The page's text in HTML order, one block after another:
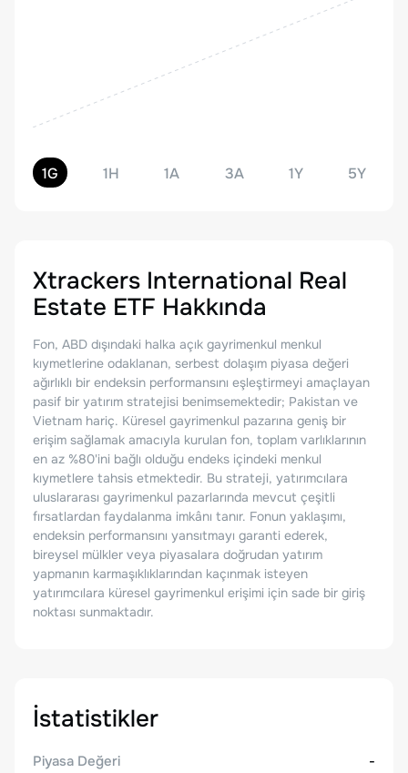
1G 1H 1A 3A 1Y 5Y
Xtrackers International Real
Estate ETF Hakkında
Fon, ABD dışındaki halka açık gayrimenkul menkul
kıymetlerine odaklanan, serbest dolaşım piyasa değeri
ağırlıklı bir endeksin performansını eşleştirmeyi amaçlayan
pasif bir yatırım stratejisi benimsemektedir; Pakistan ve
Vietnam hariç. Küresel gayrimenkul pazarına geniş bir
erişim sağlamak amacıyla kurulan fon, toplam varlıklarının
en az %80'ini bağlı olduğu endeks içindeki menkul
kıymetlere tahsis etmektedir. Bu strateji, yatırımcılara
uluslararası gayrimenkul pazarlarında mevcut çeşitli
fırsatlardan faydalanma imkânı tanır. Fonun yaklaşımı,
endeksin performansını yansıtmayı garanti ederek,
bireysel mülkler veya piyasalara doğrudan yatırım
yapmanın karmaşıklıklarından kaçınmak isteyen
yatırımcılara küresel gayrimenkul erişimi için sade bir giriş
noktası sunmaktadır.
İstatistikler
Piyasa Değeri
-